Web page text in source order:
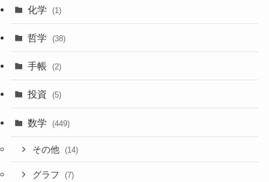
化学 (1)
哲学 (38)
手帳 (2)
投資 (5)
数学 (449)
その他 (14)
グラフ (7)